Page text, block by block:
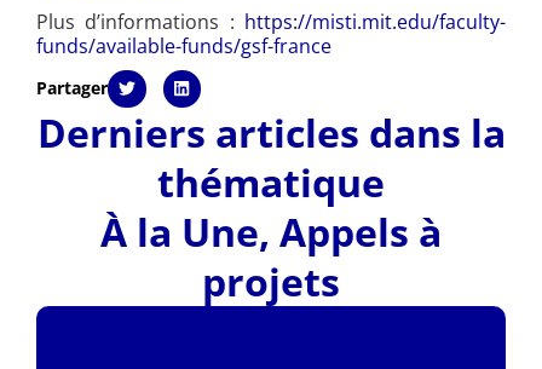
Plus d’informations : https://misti.mit.edu/faculty-
funds/available-funds/gsf-france
Partager
Derniers articles dans la
thématique
À la Une, Appels à
projets